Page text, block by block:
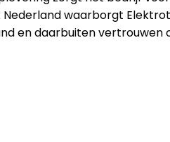
waarborgt
en daarbuiten vertrouwen